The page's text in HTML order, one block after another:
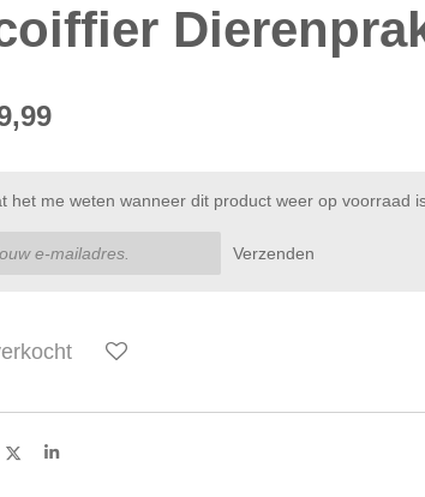
het me weten wanneer dit product weer op voorraad
Verzenden
D
S